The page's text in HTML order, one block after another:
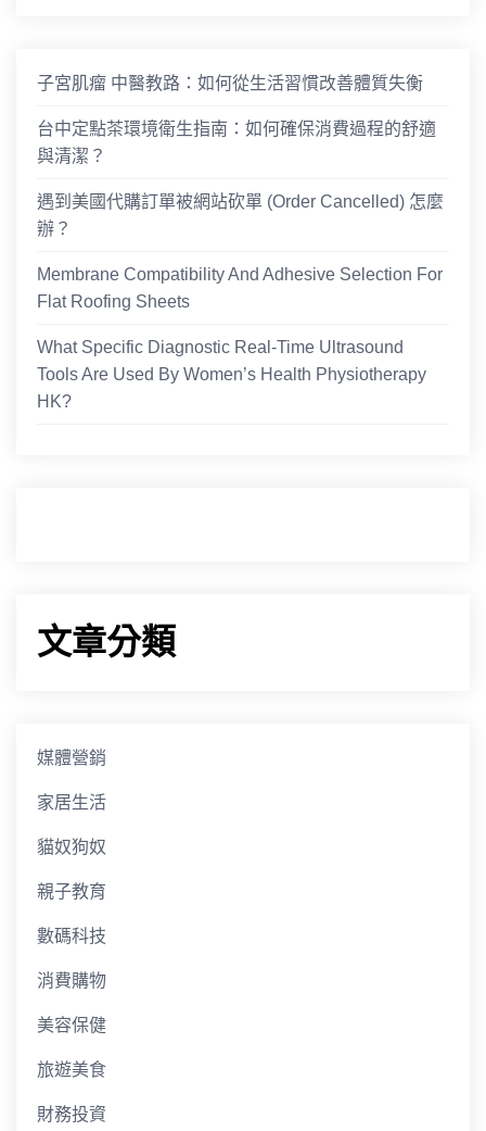
子宮肌瘤 中醫教路：如何從生活習慣改善體質失衡
台中定點茶環境衛生指南：如何確保消費過程的舒適
與清潔？
遇到美國代購訂單被網站砍單 (Order Cancelled) 怎麼
辦？
Membrane Compatibility And Adhesive Selection For
Flat Roofing Sheets
What Specific Diagnostic Real-Time Ultrasound
Tools Are Used By Women’s Health Physiotherapy
HK?
文章分類
媒體營銷
家居生活
貓奴狗奴
親子教育
數碼科技
消費購物
美容保健
旅遊美食
財務投資